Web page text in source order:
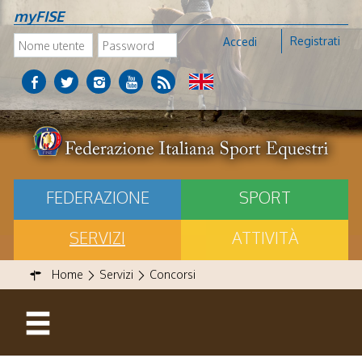
myFISE
Accedi Registrati
FEDERAZIONE
SPORT
SERVIZI
ATTIVITÀ
Home Servizi Concorsi